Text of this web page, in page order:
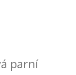
parní